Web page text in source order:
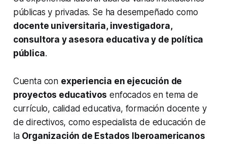
públicas y privadas. Se ha desempeñado como
docente universitaria, investigadora,
consultora y asesora educativa y de política
pública.
Cuenta con experiencia en ejecución de
proyectos educativos enfocados en tema de
currículo, calidad educativa, formación docente y
de directivos, como especialista de educación de
la Organización de Estados Iberoamericanos